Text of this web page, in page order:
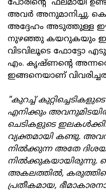
പോരിന്‍റെ ഫലമായി
അവർ അനുമാനിച്ചു.
അദ്ദേഹം അടുത്തുള്ള
നുഴഞ്ഞു കയറുകയും
വിടവിലൂടെ ഫോട്ടോ
എം. കൃഷ്ണന്‍റെ
ഇങ്ങനെയാണ്
"കുറച്ച്
എനിക്കും
ചെടികളുടെ
വ്യക്തമായി കണ്ടു.
നില്‍ക്കുന്ന അതേ
നിൽക്കുകയായിരുന്നു.
അകലത്തിൽ,
പ്രതീകമായ,